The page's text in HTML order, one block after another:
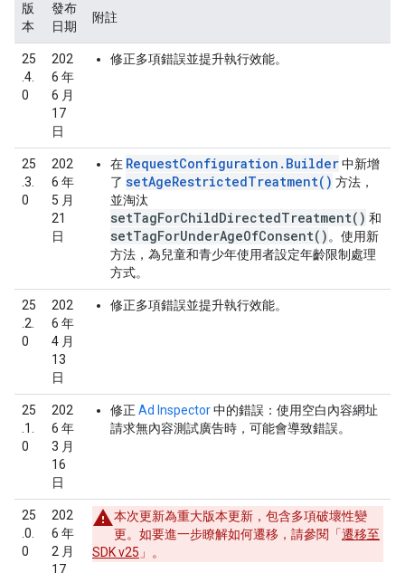
版
本
發布
日期
附註
25
.4.
0
202
6 年
6 月
17
日
修正多項錯誤並提升執行效能。
25
.3.
0
202
6 年
5 月
21
日
在 RequestConfiguration.Builder中新增
了 setAgeRestrictedTreatment() 方法，
並淘汰
setTagForChildDirectedTreatment() 和
setTagForUnderAgeOfConsent() 。使用新
方法，為兒童和青少年使用者設定年齡限制處理
方式。
25
.2.
0
202
6 年
4 月
13
日
修正多項錯誤並提升執行效能。
25
.1.
0
202
6 年
3 月
16
日
修正 Ad Inspector中的錯誤：使用空白內容網址
請求無內容測試廣告時，可能會導致錯誤。
25
.0.
0
202
6 年
2 月
17
本次更新為重大版本更新，包含多項破壞性變
更。如要進一步瞭解如何遷移，請參閱「遷移至
SDK v25 」。